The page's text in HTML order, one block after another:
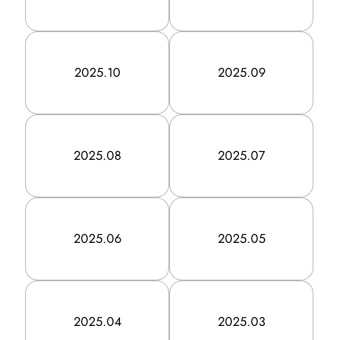
eye store karte
Area Marketer
素敵にマルシェ
高齢者住まいアドバイザー検定
IBT検定事業
TOPICS
トピックス
2025.10 2025.09
2025.08 2025.07
2025.06 2025.05
2025.04 2025.03